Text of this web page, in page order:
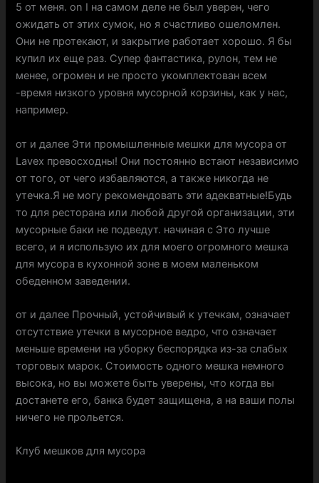
5 от меня. on I на самом деле не был уверен, чего
ожидать от этих сумок, но я счастливо ошеломлен.
Они не протекают, и закрытие работает хорошо. Я бы
купил их еще раз. Супер фантастика, рулон, тем не
менее, огромен и не просто укомплектован всем
-время низкого уровня мусорной корзины, как у нас,
например.
от и далее Эти промышленные мешки для мусора от
Lavex превосходны! Они постоянно встают независимо
от того, от чего избавляются, а также никогда не
утечка.Я не могу рекомендовать эти адекватные!Будь
то для ресторана или любой другой организации, эти
мусорные баки не подведут. начиная с Это лучше
всего, и я использую их для моего огромного мешка
для мусора в кухонной зоне в моем маленьком
обеденном заведении.
от и далее Прочный, устойчивый к утечкам, означает
отсутствие утечки в мусорное ведро, что означает
меньше времени на уборку беспорядка из-за слабых
торговых марок. Стоимость одного мешка немного
высока, но вы можете быть уверены, что когда вы
достанете его, банка будет защищена, а на ваши полы
ничего не прольется.
Клуб мешков для мусора